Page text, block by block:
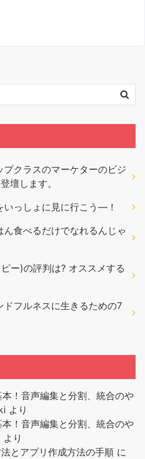
プクラスのマーケターのビジ
壇します。
っしょに見に行こう―！
食べるだけでなれるんじゃ
ー)の評判は? オススメする
フルネスに生きるための7
！音声編集と分割、統合のや
より
！音声編集と分割、統合のや
より
とアプリ作成方法の手順 に